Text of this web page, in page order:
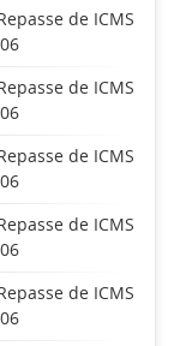
de ICMS
de ICMS
de ICMS
de ICMS
de ICMS